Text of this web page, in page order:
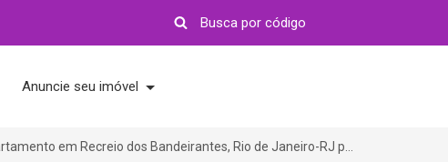
Anuncie seu imóvel